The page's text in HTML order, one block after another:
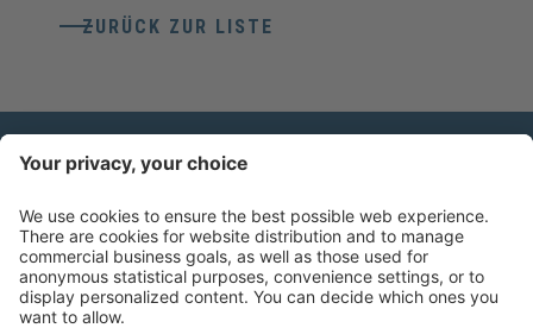
ZURÜCK ZUR LISTE
Weico Maschinen- & Metallbau Gmbh
Gewerbezone Ziggler 4
39040 Feldthurns
(BZ)
T+39 0472 857800
info@weico.it